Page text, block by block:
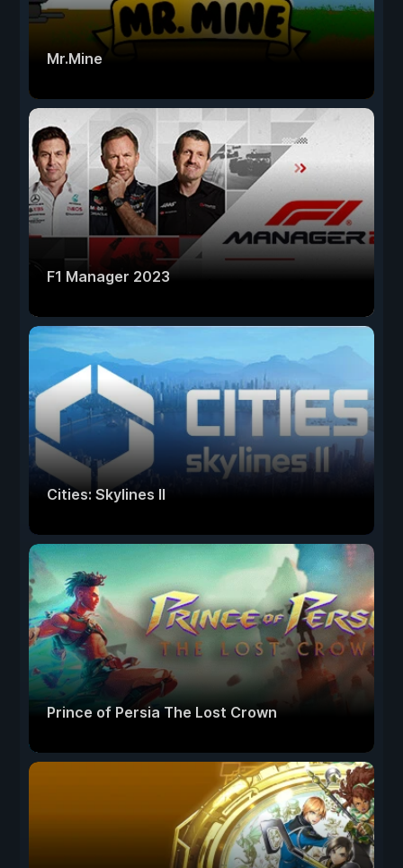
Mr.Mine
F1 Manager 2023
Cities: Skylines II
Prince of Persia The Lost Crown